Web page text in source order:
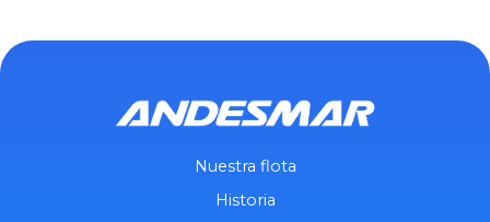
Nuestra flota
Historia